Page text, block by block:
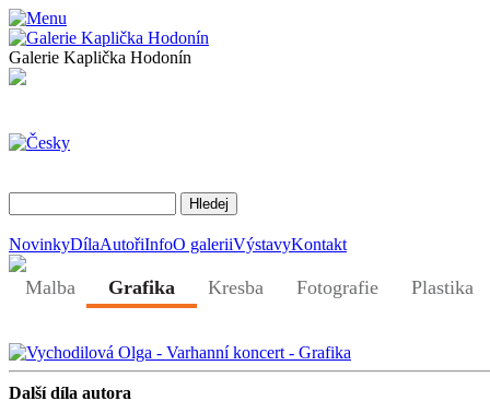
Galerie Kaplička Hodonín
NovinkyDílaAutořiInfoO galeriiVýstavyKontakt
Malba Grafika Kresba Fotografie Plastika
Další díla autora